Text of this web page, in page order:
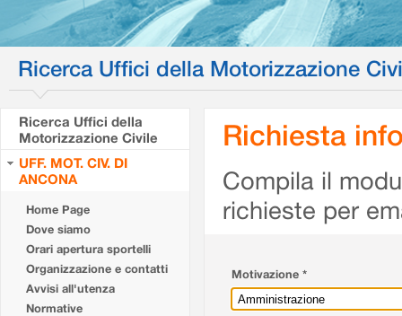
Ricerca Uffici della Motorizzazione
Ricerca Uffici della
Motorizzazione Civile
UFF. MOT. CIV. DI
ANCONA
Home Page
Dove siamo
Orari apertura sportelli
Organizzazione e contatti
Avvisi all'utenza
Normative
Richiesta
Compila il
richieste per
Motivazione *